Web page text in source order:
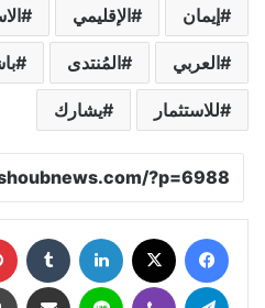
إيمان الإقليمي
العربي المُنتدى
للاستثمار يشارك